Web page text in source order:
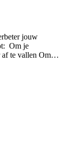
jouw
Om je
af te vallen Om…